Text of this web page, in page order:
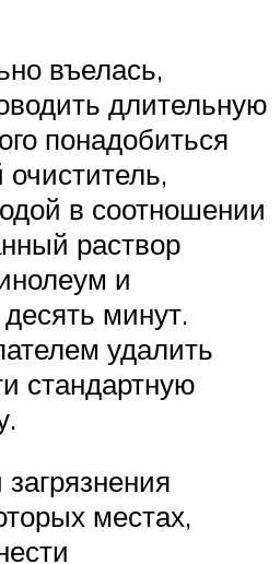
въелась,
длительную
понадобиться
в соотношении
раствор
и
минут.
удалить
стандартную
местах,